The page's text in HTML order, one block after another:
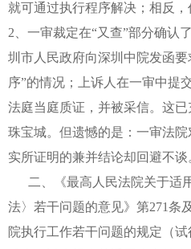
就可通过执行程序解决；相反，
2、一审裁定在“又查”部分确认
圳市人民政府向深圳中院发函
序”的情况；上诉人在一审中提
法庭当庭质证，并被采信。这
珠宝城。但遗憾的是：一审法
实所证明的兼并结论却回避不谈
二、《最高人民法院关于适
法〉若干问题的意见》第271条
院执行工作若干问题的规定（